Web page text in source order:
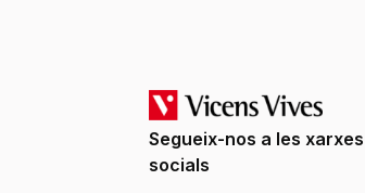
Segueix-nos a les xarxes
socials